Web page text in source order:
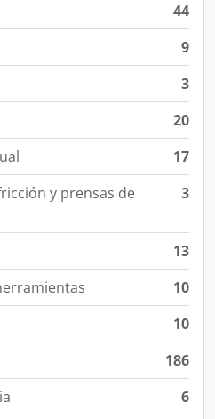
44
9
3
20
17
y prensas de
3
13
10
10
186
6